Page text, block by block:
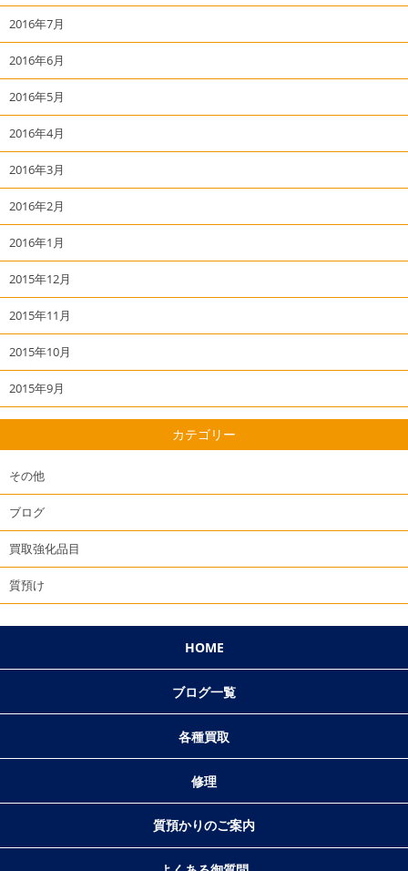
2016年7月
2016年6月
2016年5月
2016年4月
2016年3月
2016年2月
2016年1月
2015年12月
2015年11月
2015年10月
2015年9月
カテゴリー
その他
ブログ
買取強化品目
質預け
HOME
ブログ一覧
各種買取
修理
質預かりのご案内